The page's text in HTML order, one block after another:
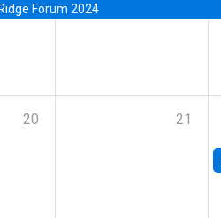
Forum 2024
20 21